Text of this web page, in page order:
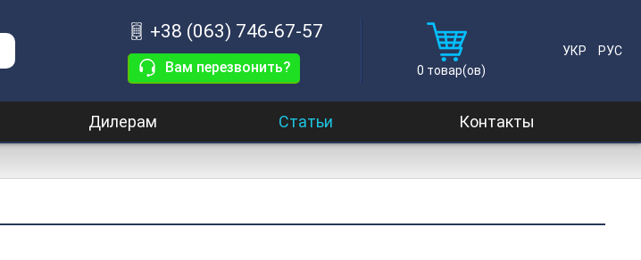
+38 (063) 746-67-57
Вам перезвонить? 0 товар(ов)
УКР РУС
Дилерам Статьи Контакты